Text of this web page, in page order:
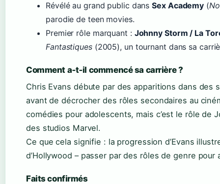
Révélé au grand public dansSex Academy (
parodie de teen movies.
Premier rôle marquant : Johnny Storm / La
Fantastiques(2005), un tournant dans sa
Comment a‑t‑il commencé sa carrière ?
Chris Evans débute par des apparitions dans des
avant de décrocher des rôles secondaires au
comédies pour adolescents, mais c’est le rôle de
des studios Marvel.
Ce que cela signifie : la progression d’Evans
d’Hollywood – passer par des rôles de genre
Faits confirmés